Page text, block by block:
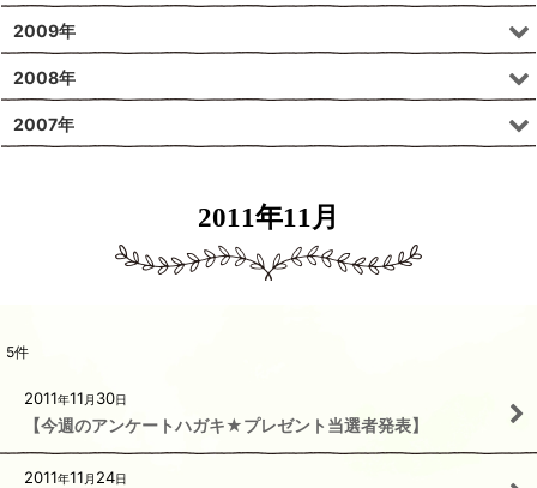
2011年11月
5件
2011年11 月 30日
【今週のアンケートハガキ★プレゼント当選者発表】
2011年11 月 24日
2009年
2008年
2007年